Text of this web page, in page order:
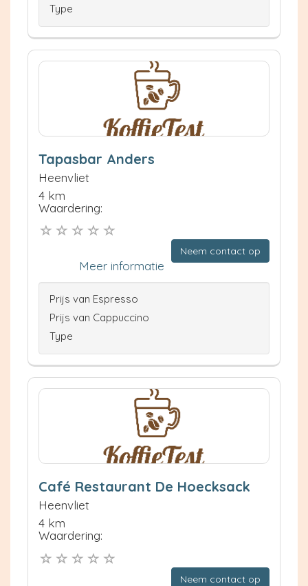
Type
Tapasbar Anders
Heenvliet
4 km
Waardering:
Neem contact op
Meer informatie
Prijs van Espresso
Prijs van Cappuccino
Type
Café Restaurant De Hoecksack
Heenvliet
4 km
Waardering:
Neem contact op